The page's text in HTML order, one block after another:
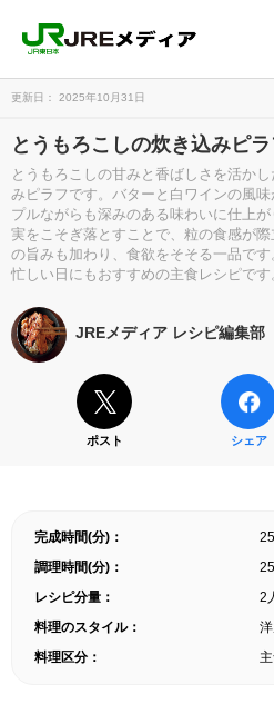
更新日： 2025年10月31日
とうもろこしの炊き込みピ
とうもろこしの甘みと香ばしさを活か
みピラフです。バターと白ワインの風
プルながらも深みのある味わいに仕上
実をこそぎ落とすことで、粒の食感が
の旨みも加わり、食欲をそそる一品です
忙しい日にもおすすめの主食レシピです
JREメディア レシピ編集部
ポスト シェア
完成時間(分)：
調理時間(分)：
レシピ分量：
2
料理のスタイル：
料理区分：